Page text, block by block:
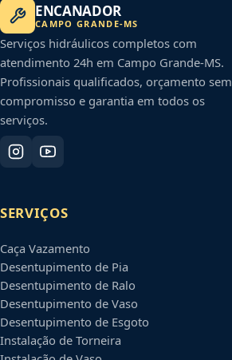
ENCANADOR
CAMPO GRANDE-MS
Serviços hidráulicos completos com
atendimento 24h em Campo Grande-MS.
Profissionais qualificados, orçamento sem
compromisso e garantia em todos os
serviços.
SERVIÇOS
Caça Vazamento
Desentupimento de Pia
Desentupimento de Ralo
Desentupimento de Vaso
Desentupimento de Esgoto
Instalação de Torneira